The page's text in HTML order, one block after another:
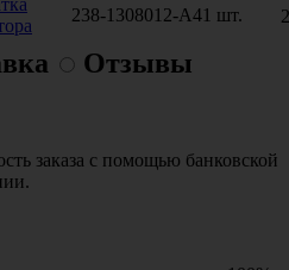
238-1308012-А41 шт.
Отзывы
заказа с помощью банковской